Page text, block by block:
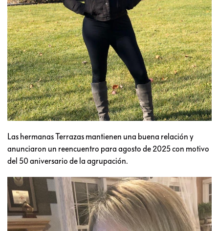
Las hermanas Terrazas mantienen una buena relación y
anunciaron un reencuentro para agosto de 2025 con motivo
del 50 aniversario de la agrupación.